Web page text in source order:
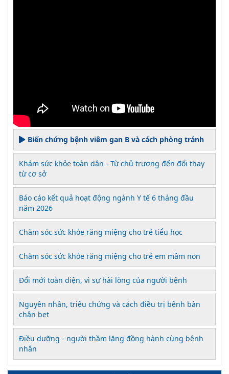
Biến chứng bệnh viêm gan B và cách phòng tránh
Khám sức khỏe toàn dân - Từ chủ trương đến đổi thay
từ cơ sở
Báo cáo kết quả hoạt động ngành Y tế 6 tháng đầu
năm 2026
Chăm sóc sức khỏe răng miệng cho trẻ tiểu học
Chăm sóc sức khỏe răng miệng cho trẻ em mầm non
Đổi mới toàn diện, vì sự hài lòng của người bệnh
Nguyên nhân, triệu chứng và cách điều trị bệnh bàn
chân bẹt
Điều dưỡng - người thầm lặng đồng hành cùng bệnh
nhân